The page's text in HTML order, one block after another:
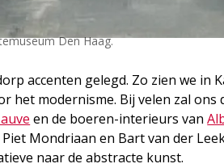
Den Haag.
accenten gelegd. Zo zien we in
het modernisme. Bij velen zal
en de boeren-interieurs van
Mondriaan en Bart van der
naar de abstracte kunst.